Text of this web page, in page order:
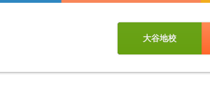
大谷地校